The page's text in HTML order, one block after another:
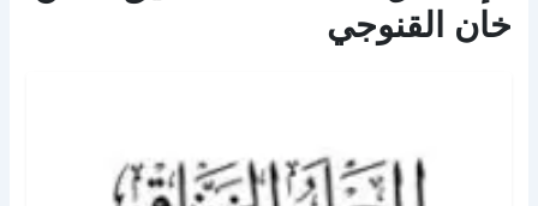
خان القنوجي